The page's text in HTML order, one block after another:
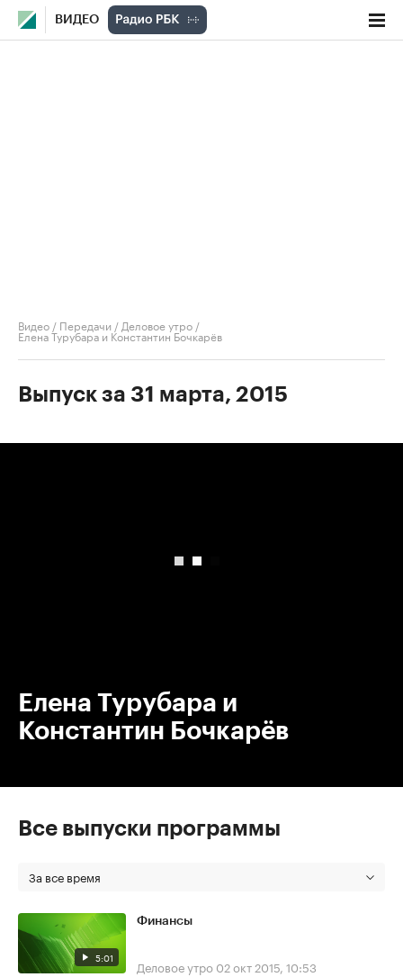
ВИДЕО
Видео / Передачи / Деловое утро /
Елена Турубара и Константин Бочкарёв
Выпуск за 31 марта, 2015
Елена Турубара и
Константин Бочкарёв
Все выпуски программы
За все время
5:01
Финансы
Деловое утро 02 окт 2015, 10:53